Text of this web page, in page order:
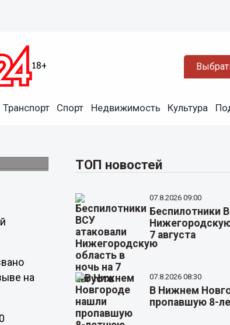
Транспорт Спорт Недвижимость Культура
на
ТОП новостей
07.8.2026 09:00
Беспилотники
7 августа
07.8.2026 08:30
В Нижнем
пропавшую 8-